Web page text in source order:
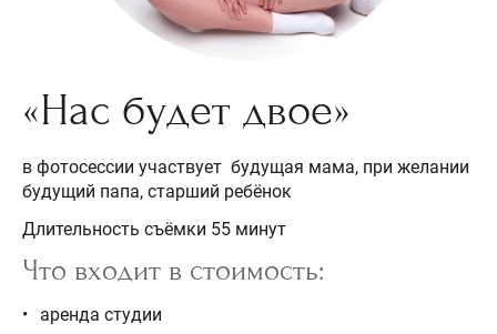
«Нас будет двое»
в фотосессии участвует будущая мама, при желании
будущий папа, старший ребёнок
Длительность съёмки 55 минут
Что входит в стоимость:
аренда студии